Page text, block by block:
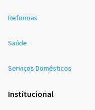
Reformas
Saúde
Serviços Domésticos
Institucional